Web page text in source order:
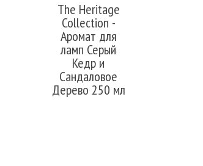
The Heritage
Collection -
Аромат для
ламп Серый
Кедр и
Сандаловое
Дерево 250 мл